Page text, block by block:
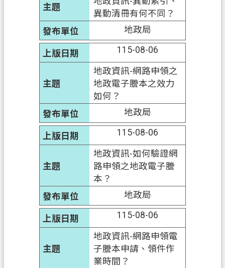
異動清冊有何不同？
地政局
115-08-06
地政資訊-網路申領之
地政電子謄本之效力
如何？
地政局
115-08-06
地政資訊-如何驗證網
路申領之地政電子謄
本？
地政局
115-08-06
地政資訊-網路申領電
子謄本申請、領件作
業時間？